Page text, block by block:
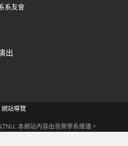
系友會
出
網站導覽
本網站內容由音樂學系維護。